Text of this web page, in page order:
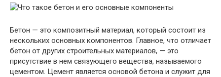
Бетон — это композитный материал, который состоит из
нескольких основных компонентов. Главное, что отличает
бетон от других строительных материалов, — это
присутствие в нем связующего вещества, называемого
цементом. Цемент является основой бетона и служит для